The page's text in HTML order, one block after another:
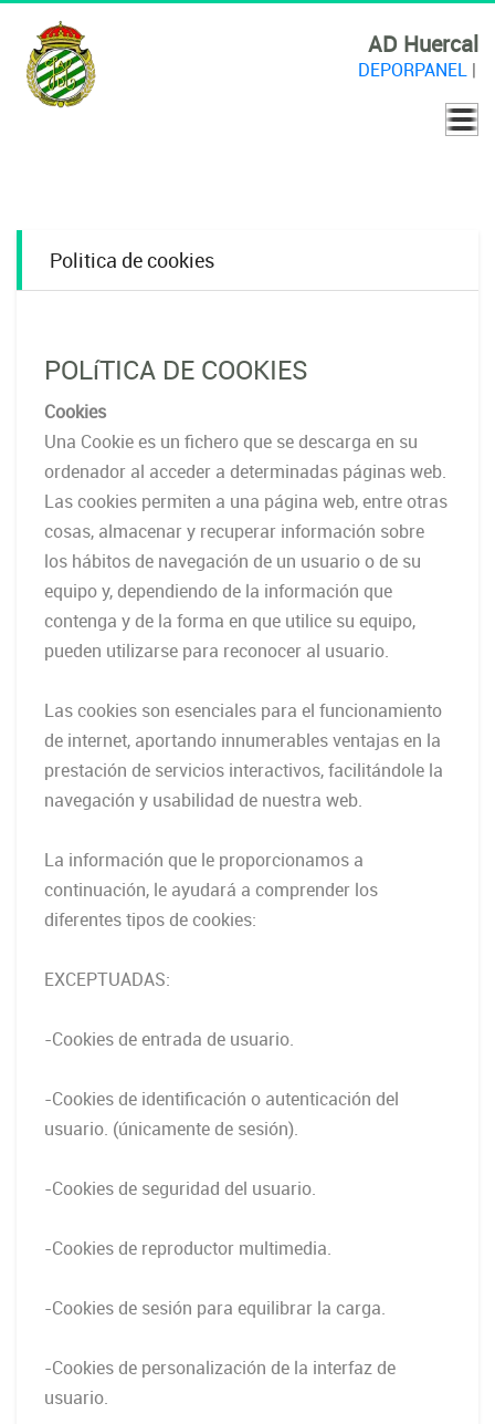
AD Huercal
DEPORPANEL|
Politica de cookies
POLíTICA DE COOKIES
Cookies
Una Cookie es un fichero que se descarga en su
ordenador al acceder a determinadas páginas web.
Las cookies permiten a una página web, entre otras
cosas, almacenar y recuperar información sobre
los hábitos de navegación de un usuario o de su
equipo y, dependiendo de la información que
contenga y de la forma en que utilice su equipo,
pueden utilizarse para reconocer al usuario.
Las cookies son esenciales para el funcionamiento
de internet, aportando innumerables ventajas en la
prestación de servicios interactivos, facilitándole la
navegación y usabilidad de nuestra web.
La información que le proporcionamos a
continuación, le ayudará a comprender los
diferentes tipos de cookies:
EXCEPTUADAS:
-Cookies de entrada de usuario.
-Cookies de identificación o autenticación del
usuario. (únicamente de sesión).
-Cookies de seguridad del usuario.
-Cookies de reproductor multimedia.
-Cookies de sesión para equilibrar la carga.
-Cookies de personalización de la interfaz de
usuario.